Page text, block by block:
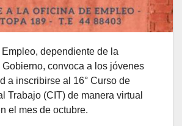
Empleo, dependiente de la
Gobierno, convoca a los jóvenes
a inscribirse al 16° Curso de
Trabajo (CIT) de manera virtual
el mes de octubre.